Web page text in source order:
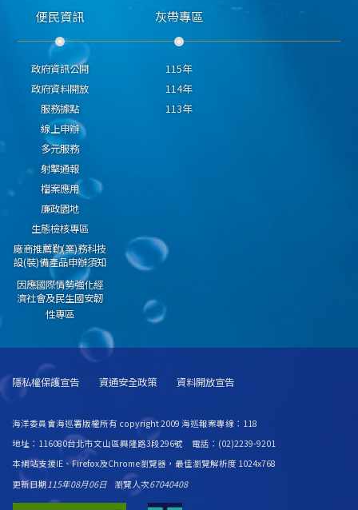
便民資訊
政府資訊公開
政府資料開放
服務據點
線上申辦
多元服務
射擊通報
檔案應用
廉政園地
生態檢核專區
廠商推薦勤(業)務科技
設(裝)備產品申辦須知
因應國際情勢強化經
濟社會及民生國安韌
性專區
灰帶專區
115年
114年
113年
隱私權保護宣告 資通安全政策 資料開放宣告
海洋委員會海巡署版權所有 copyright 2009 海巡報案專線：118
地址：116080台北市文山區興隆路3段296號 電話：(02)2239-9201
本網站支援IE、Firefox及Chrome瀏覽器，最佳瀏覽解析度 1024x768
更新日期 115年08月06日 瀏覽人次67040408